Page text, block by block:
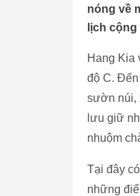
nóng về
lịch
Hang Kia
độ C.
sườn núi,
lưu giữ
nhuộm
Tại đây
những